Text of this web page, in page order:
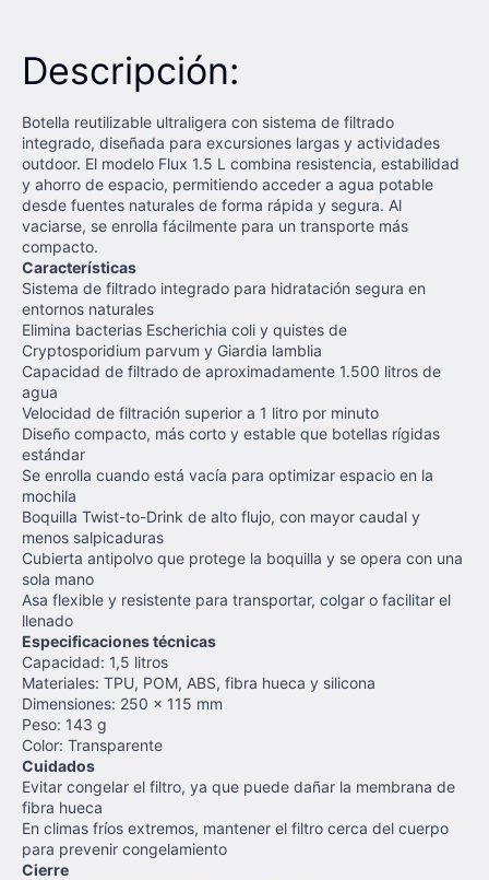
Descripción:
Botella reutilizable ultraligera con sistema de filtrado
integrado, diseñada para excursiones largas y actividades
outdoor. El modelo Flux 1.5 L combina resistencia, estabilidad
y ahorro de espacio, permitiendo acceder a agua potable
desde fuentes naturales de forma rápida y segura. Al
vaciarse, se enrolla fácilmente para un transporte más
compacto.
Características
Sistema de filtrado integrado para hidratación segura en
entornos naturales
Elimina bacterias Escherichia coli y quistes de
Cryptosporidium parvum y Giardia lamblia
Capacidad de filtrado de aproximadamente 1.500 litros de
agua
Velocidad de filtración superior a 1 litro por minuto
Diseño compacto, más corto y estable que botellas rígidas
estándar
Se enrolla cuando está vacía para optimizar espacio en la
mochila
Boquilla Twist-to-Drink de alto flujo, con mayor caudal y
menos salpicaduras
Cubierta antipolvo que protege la boquilla y se opera con una
sola mano
Asa flexible y resistente para transportar, colgar o facilitar el
llenado
Especificaciones técnicas
Capacidad: 1,5 litros
Materiales: TPU, POM, ABS, fibra hueca y silicona
Dimensiones: 250 × 115 mm
Peso: 143 g
Color: Transparente
Cuidados
Evitar congelar el filtro, ya que puede dañar la membrana de
fibra hueca
En climas fríos extremos, mantener el filtro cerca del cuerpo
para prevenir congelamiento
Cierre